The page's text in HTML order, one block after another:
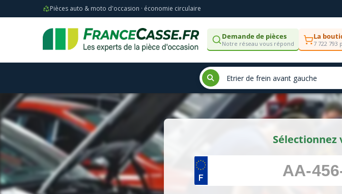
Pièces auto & moto d'occasion · économie circulaire
Demande de pièces
Notre réseau vous répond
La
7 722 793
Sélectionnez